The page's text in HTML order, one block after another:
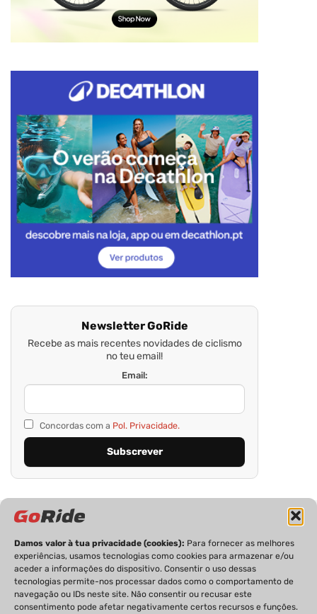
Damos valor à tua privacidade (cookies): Para fornecer as melhores
experiências, usamos tecnologias como cookies para armazenar e/ou
aceder a informações do dispositivo. Consentir o uso dessas
tecnologias permite-nos processar dados como o comportamento de
navegação ou IDs neste site. Não consentir ou recusar este
consentimento pode afetar negativamente certos recursos e funções.
Newsletter GoRide
Recebe as mais recentes novidades de ciclismo
no teu email!
Email:
Concordas com a Pol. Privacidade.
PRIVACIDADE FICHA TÉCNICA
ESTATUTO EDITORIAL
POLÍTICA DE COOKIES
CONTACTOS